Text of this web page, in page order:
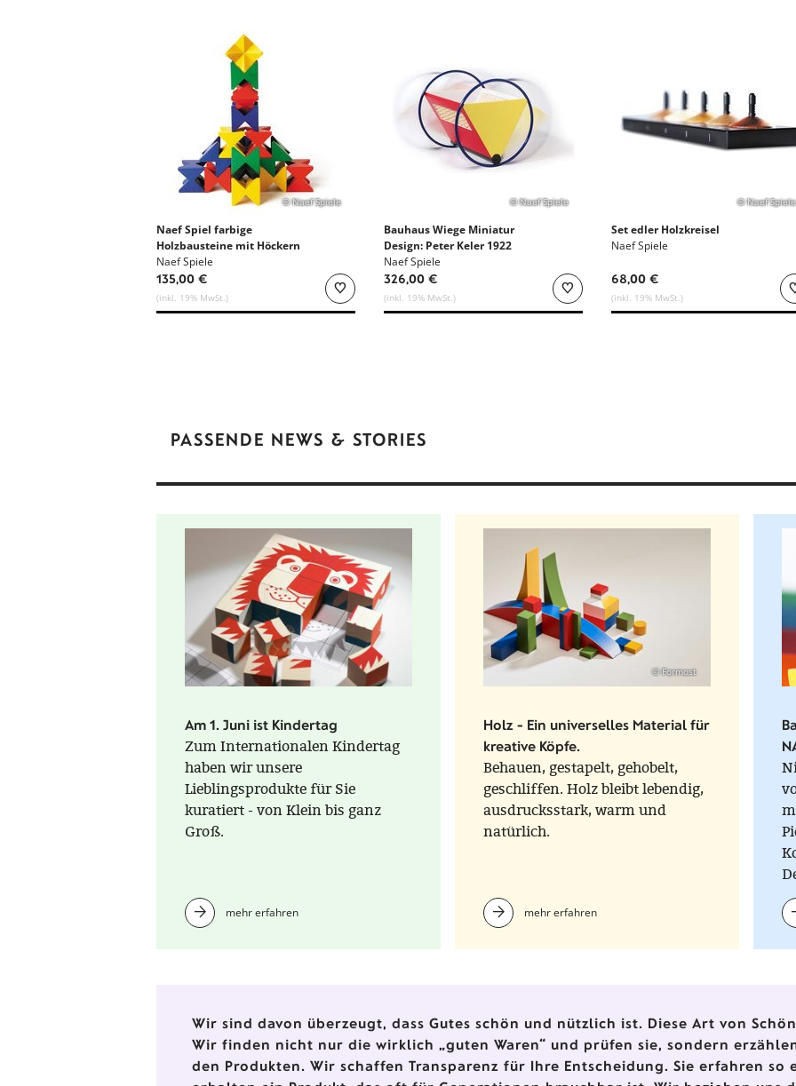
© Naef Spiele
Naef Spiel farbige
Holzbausteine mit Höckern
Naef Spiele
135,00 €
(inkl. 19% MwSt.)
© Naef Spiele
Bauhaus Wiege Miniatur
Design: Peter Keler 1922
Naef Spiele
326,00 €
(inkl. 19% MwSt.)
© Naef Spiele
Set edler Holzkreisel
Naef Spiele
68,00 €
(inkl. 19% MwSt.)
PASSENDE NEWS & STORIES
Am 1. Juni ist Kindertag
Zum Internationalen Kindertag
haben wir unsere
Lieblingsprodukte für Sie
kuratiert - von Klein bis ganz
Groß.
mehr erfahren
© Formost
Holz - Ein universelles Material für
kreative Köpfe.
Behauen, gestapelt, gehobelt,
geschliffen. Holz bleibt lebendig,
ausdrucksstark, warm und
natürlich.
mehr erfahren
Wir sind davon überzeugt, dass Gutes schön und nützlich ist. Diese Art von
Wir finden nicht nur die wirklich „guten Waren“ und prüfen sie, sondern
den Produkten. Wir schaffen Transparenz für Ihre Entscheidung. Sie erfahren so